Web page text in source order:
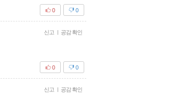
0
0
신고 | 공감 확인
0
0
신고 | 공감 확인